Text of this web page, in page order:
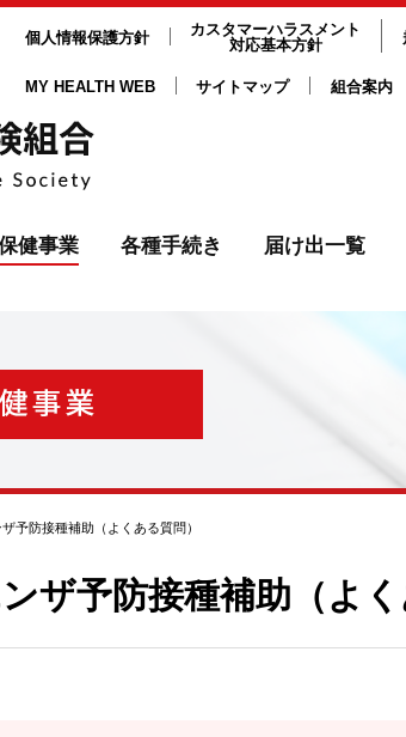
個人情報保護方針
カスタマーハラスメント
対応基本方針
MY HEALTH WEB サイトマップ 組合案内
健事業 各種手続き 届け出一覧
予防接種補助（よくある質問）
ザ予防接種補助（よく